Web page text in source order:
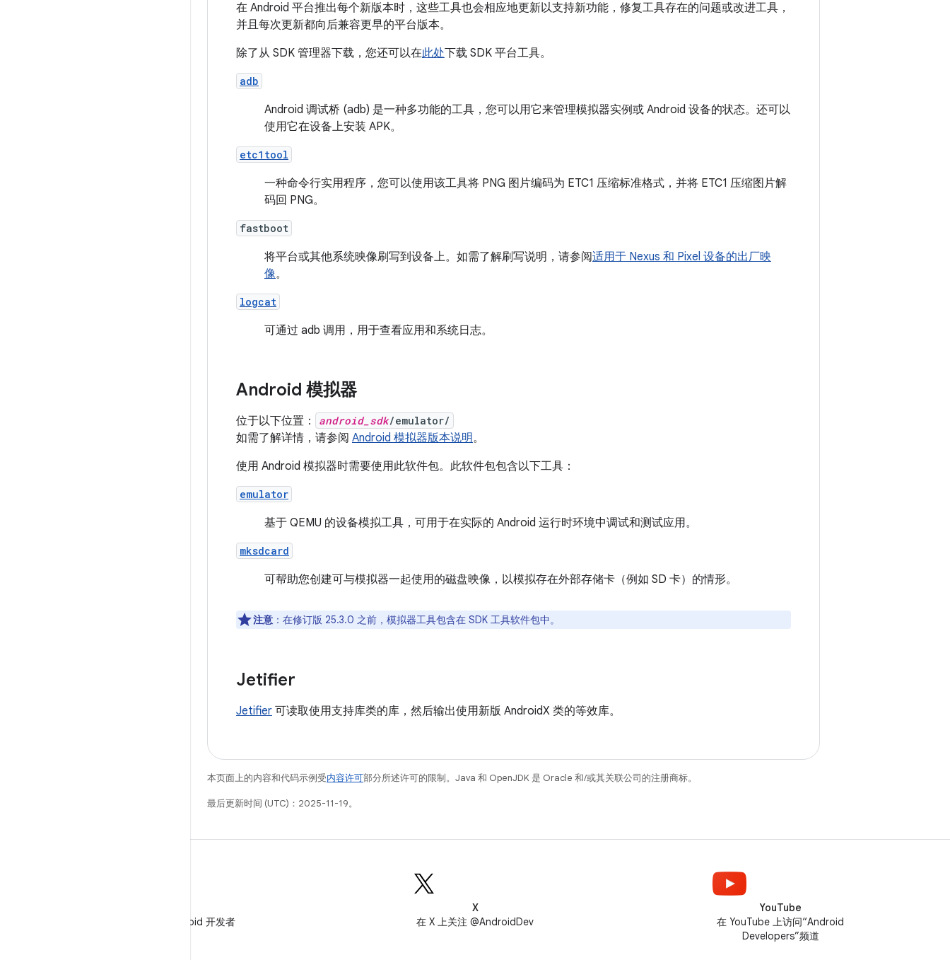
在 Android 平台推出每个新版本时，这些工具也会相应地更新以支持新功能，修复工具存在的问题或改进工具，
并且每次更新都向后兼容更早的平台版本。
除了从 SDK 管理器下载，您还可以在此处下载 SDK 平台工具。
adb
Android 调试桥 (adb) 是一种多功能的工具，您可以用它来管理模拟器实例或 Android 设备的状态。还可以
使用它在设备上安装 APK。
etc1tool
一种命令行实用程序，您可以使用该工具将 PNG 图片编码为 ETC1 压缩标准格式，并将 ETC1 压缩图片解
码回 PNG。
fastboot
将平台或其他系统映像刷写到设备上。如需了解刷写说明，请参阅适用于 Nexus 和 Pixel 设备的出厂映
像。
logcat
可通过 adb 调用，用于查看应用和系统日志。
Android 模拟器
位于以下位置： android_sdk/emulator/
如需了解详情，请参阅 Android 模拟器版本说明。
使用 Android 模拟器时需要使用此软件包。此软件包包含以下工具：
emulator
基于 QEMU 的设备模拟工具，可用于在实际的 Android 运行时环境中调试和测试应用。
mksdcard
可帮助您创建可与模拟器一起使用的磁盘映像，以模拟存在外部存储卡（例如 SD 卡）的情形。
注意 ：在修订版 25.3.0 之前，模拟器工具包含在 SDK 工具软件包中。
Jetifier
Jetifier 可读取使用支持库类的库，然后输出使用新版 AndroidX 类的等效库。
本页面上的内容和代码示例受内容许可部分所述许可的限制。Java 和 OpenJDK 是 Oracle 和/或其关联公司的注册商标。
最后更新时间 (UTC)：2025-11-19。
在微信中关注 Android 开发者
X
在 X 上关注 @AndroidDev
YouTube
在 YouTube 上访问“Android
Developers”频道